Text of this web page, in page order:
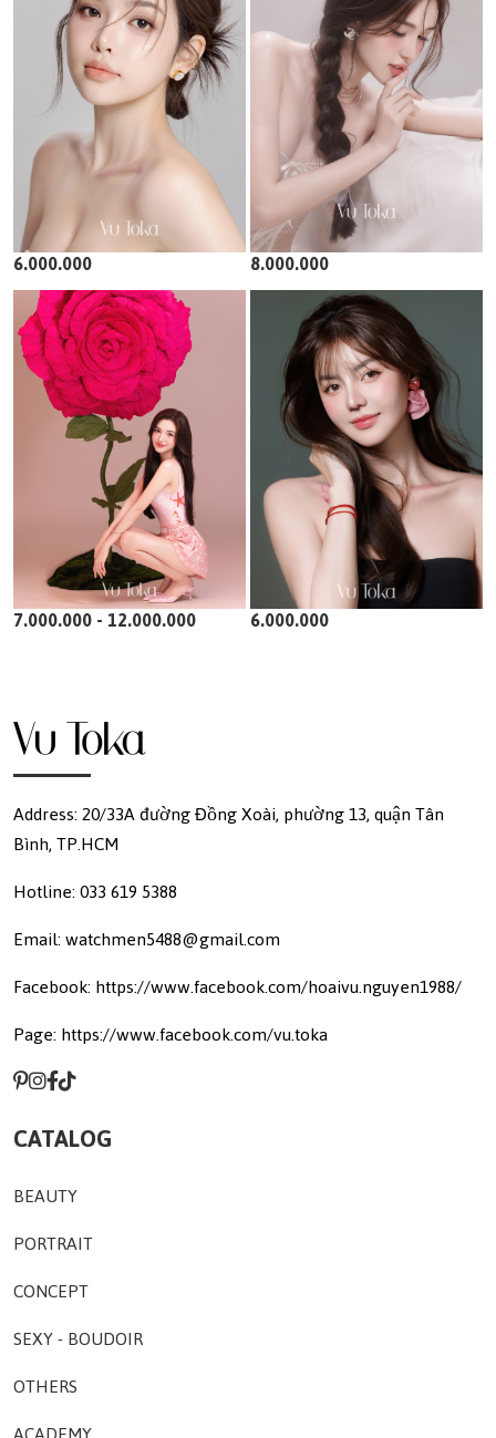
6.000.000 8.000.000
7.000.000 - 12.000.000 6.000.000
Address: 20/33A đường Đồng Xoài, phường 13, quận Tân
Bình, TP.HCM
Hotline: 033 619 5388
Email: watchmen5488@gmail.com
Facebook: https://www.facebook.com/hoaivu.nguyen1988/
Page: https://www.facebook.com/vu.toka
CATALOG
BEAUTY
PORTRAIT
CONCEPT
SEXY - BOUDOIR
OTHERS